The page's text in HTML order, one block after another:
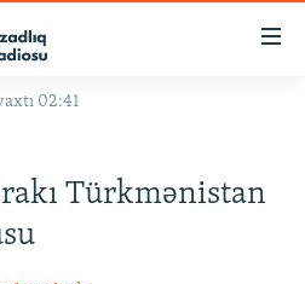
02:41
Türkmənistan